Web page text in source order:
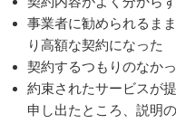
事業者に勧められるま
り高額な契約になった
契約するつもりのなか
約束されたサービスが
申し出たところ、説明